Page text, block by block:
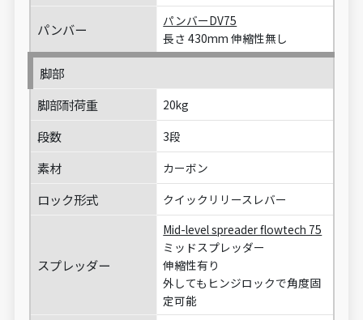
パンバー
パンバーDV75
長さ 430mm 伸縮性無し
脚部
脚部耐荷重
20kg
段数 3段
素材 カーボン
ロック形式 クイックリリースレバー
スプレッダー
Mid-level spreader flowtech 75
ミッドスプレッダー
伸縮性有り
外してもヒンジロックで角度固
定可能